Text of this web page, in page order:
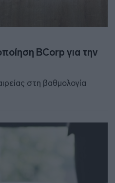
BCorp για την
στη βαθμολογία